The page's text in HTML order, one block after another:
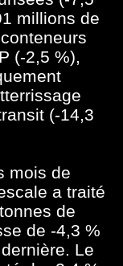
millions de
(-2,5 %),
(-14,3
mois de
a traité
de
de -4,3 %
Le